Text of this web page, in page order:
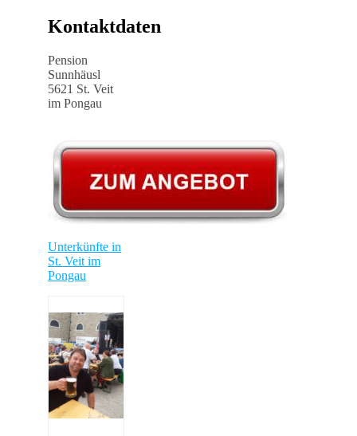
Kontaktdaten
Pension
Sunnhäusl
5621 St. Veit
im Pongau
Unterkünfte in
St. Veit im
Pongau